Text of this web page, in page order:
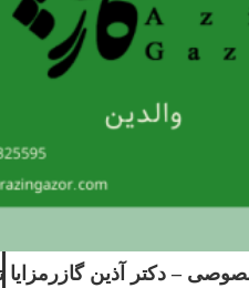
– دکتر آ‌‌ذین